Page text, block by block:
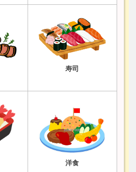
寿司
洋食